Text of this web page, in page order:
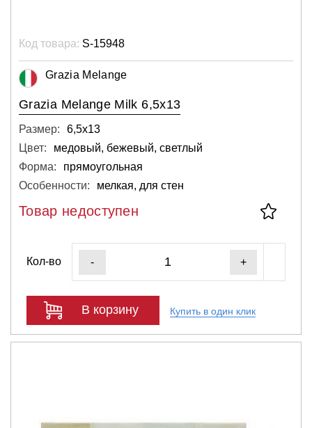
Код товара: S-15948
Grazia Melange
Grazia Melange Milk 6,5x13
Размер:
6,5х13
Цвет:
медовый, бежевый, светлый
Форма:
прямоугольная
Особенности:
мелкая, для стен
Товар недоступен
Кол-во - +
В корзину Купить в один клик